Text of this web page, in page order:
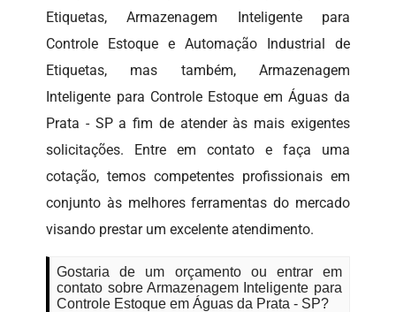
Etiquetas, Armazenagem Inteligente para
Controle Estoque e Automação Industrial de
Etiquetas, mas também, Armazenagem
Inteligente para Controle Estoque em Águas da
Prata - SP a fim de atender às mais exigentes
solicitações. Entre em contato e faça uma
cotação, temos competentes profissionais em
conjunto às melhores ferramentas do mercado
visando prestar um excelente atendimento.
Gostaria de um orçamento ou entrar em
contato sobre Armazenagem Inteligente para
Controle Estoque em Águas da Prata - SP?